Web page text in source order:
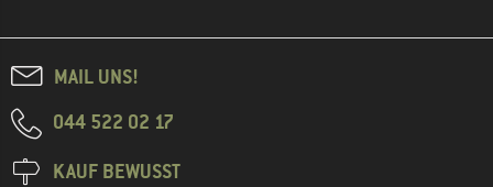
MAIL UNS!
044 522 02 17
KAUF BEWUSST